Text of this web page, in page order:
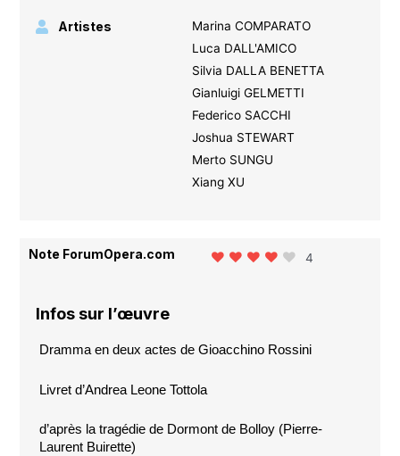
Artistes
Marina COMPARATO
Luca DALL'AMICO
Silvia DALLA BENETTA
Gianluigi GELMETTI
Federico SACCHI
Joshua STEWART
Merto SUNGU
Xiang XU
Note ForumOpera.com 4
Infos sur l’œuvre
Dramma en deux actes de Gioacchino Rossini
Livret d’Andrea Leone Tottola
d’après la tragédie de Dormont de Bolloy (Pierre-
Laurent Buirette)